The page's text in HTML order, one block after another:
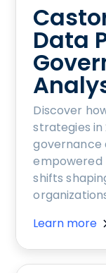
Data
Discover
strategies in
governance
empowered
shifts
Learn more